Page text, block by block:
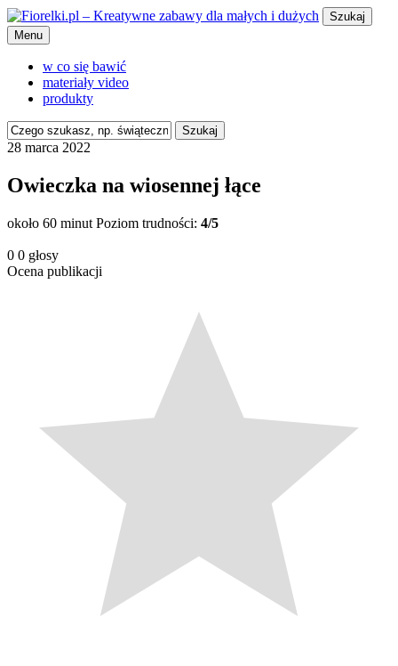
Szukaj
Menu
w co się bawić
materiały video
produkty
Szukaj
28 marca 2022
Owieczka na wiosennej łące
około 60 minut Poziom trudności: 4/5
0 0 głosy
Ocena publikacji